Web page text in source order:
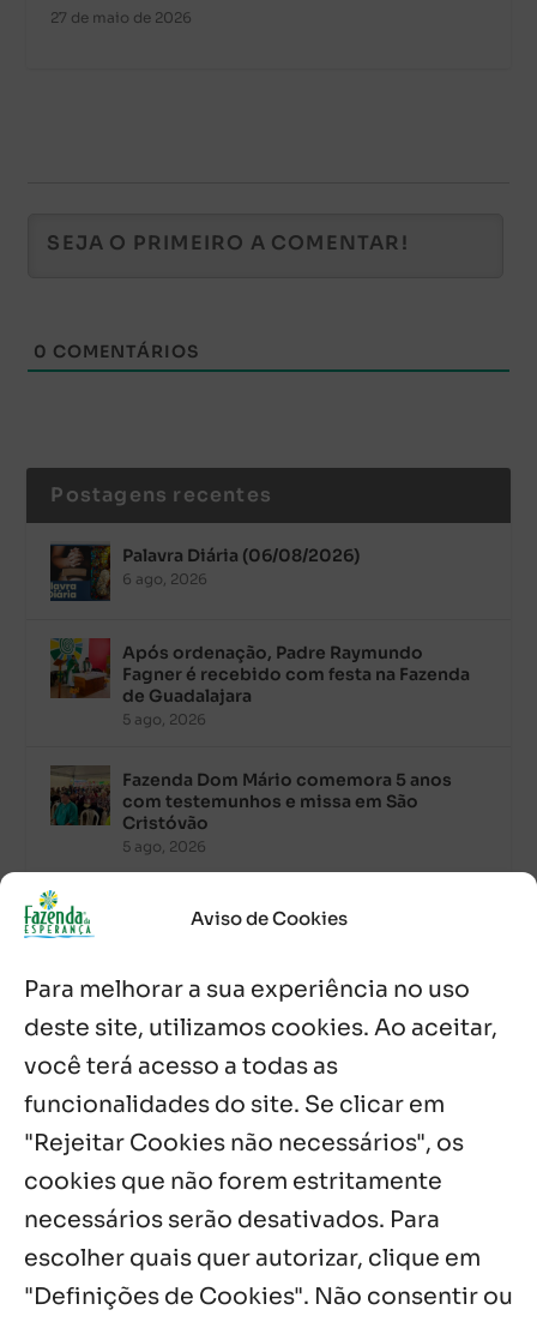
Aviso de Cookies
Para melhorar a sua experiência no uso
deste site, utilizamos cookies. Ao aceitar,
você terá acesso a todas as
funcionalidades do site. Se clicar em
"Rejeitar Cookies não necessários", os
cookies que não forem estritamente
necessários serão desativados. Para
escolher quais quer autorizar, clique em
"Definições de Cookies". Não consentir ou
27 de maio de 2026
0 COMENTÁRIOS
Postagens recentes
Palavra Diária (06/08/2026)
6 ago, 2026
Após ordenação, Padre Raymundo
Fagner é recebido com festa na Fazenda
de Guadalajara
5 ago, 2026
Fazenda Dom Mário comemora 5 anos
com testemunhos e missa em São
Cristóvão
5 ago, 2026
Palavra Diária (05/08/2026)
5 ago, 2026
Palavra Diária (04/08/2026)
4 ago, 2026
Palavra de Vida (Agosto de 2026)
Notícias por Categoria